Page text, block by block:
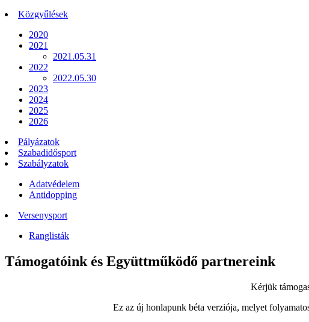
Közgyűlések
2020
2021
2021.05.31
2022
2022.05.30
2023
2024
2025
2026
Pályázatok
Szabadidősport
Szabályzatok
Adatvédelem
Antidopping
Versenysport
Ranglisták
Támogatóink és Együttműködő partnereink
Kérjük
Ez az új honlapunk béta verziója, melyet